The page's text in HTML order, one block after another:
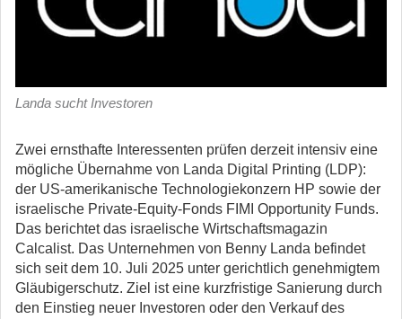
Landa sucht Investoren
Zwei ernsthafte Interessenten prüfen derzeit intensiv eine
mögliche Übernahme von Landa Digital Printing (LDP):
der US-amerikanische Technologiekonzern HP sowie der
israelische Private-Equity-Fonds FIMI Opportunity Funds.
Das berichtet das israelische Wirtschaftsmagazin
Calcalist. Das Unternehmen von Benny Landa befindet
sich seit dem 10. Juli 2025 unter gerichtlich genehmigtem
Gläubigerschutz. Ziel ist eine kurzfristige Sanierung durch
den Einstieg neuer Investoren oder den Verkauf des